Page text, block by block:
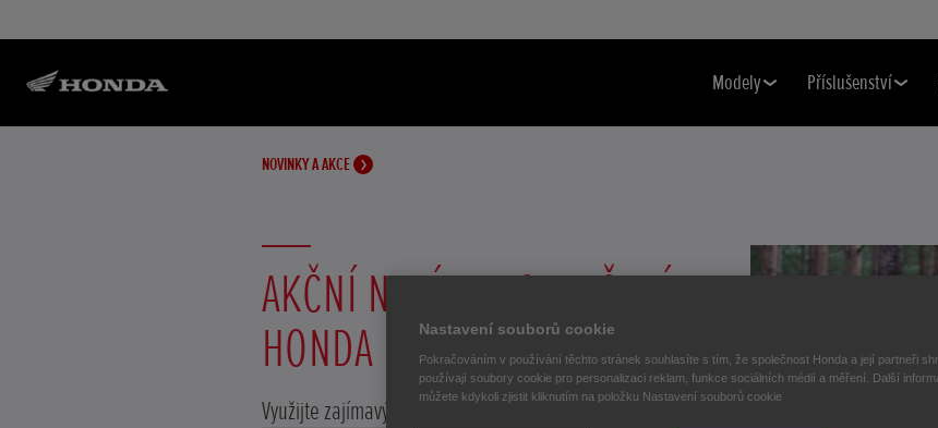
Modely Příslušenství
NOVINKY A AKCE
AKČNÍ NABÍDKA OBLEČENÍ
HONDA
Využijte zajímavých cen oblečení Honda!
Nastavení souborů cookie
Pokračováním v používání těchto stránek souhlasíte s tím, že společnost Honda a její partneři
používají soubory cookie pro personalizaci reklam, funkce sociálních médií a měření. Další
můžete kdykoli zjistit kliknutím na položku Nastavení souborů cookie